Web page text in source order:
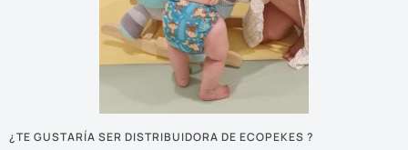
¿TE GUSTARÍA SER DISTRIBUIDORA DE ECOPEKES ?